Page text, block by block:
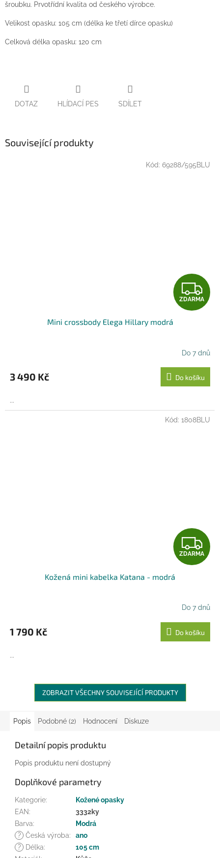
šroubku. Prvotřídní kvalita od českého výrobce.
Velikost opasku: 105 cm (délka ke třetí dírce opasku)
Celková délka opasku: 120 cm
DOTAZ HLÍDACÍ PES SDÍLET
Související produkty
Z
D
R
M
A
ZDARMA
Mini crossbody Elega Hillary modrá
Do 7 dnů
3 490 Kč Do košíku
...
Kód: 69288/595BLU
Z
D
R
M
A
ZDARMA
Kožená mini kabelka Katana - modrá
Do 7 dnů
1 790 Kč Do košíku
...
Kód: 1808BLU
ZOBRAZIT VŠECHNY SOUVISEJÍCÍ PRODUKTY
Popis Podobné (2) Hodnocení Diskuze
Detailní popis produktu
Popis produktu není dostupný
Doplňkové parametry
Kategorie:
Kožené opasky
EAN:
3332ky
Barva:
Modrá
?
Česká výroba:
ano
?
Délka:
105 cm